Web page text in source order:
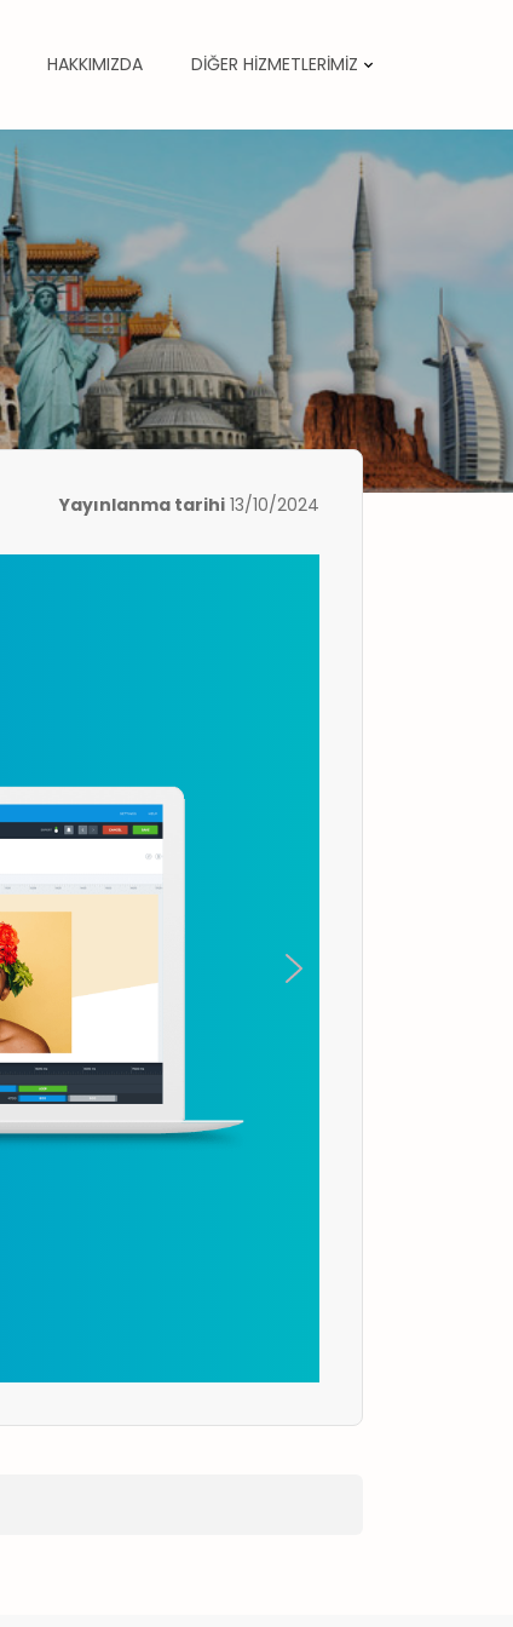
HAKKIMIZDA DİĞER HİZMETLERİMİZ
Yayınlanma tarihi 13/10/2024